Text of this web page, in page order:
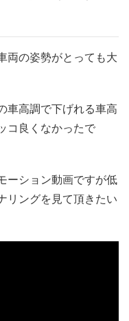
両の姿勢がとっても大
車高調で下げれる車高
コ良くなかったで
ーション動画ですが低
リングを見て頂きたい